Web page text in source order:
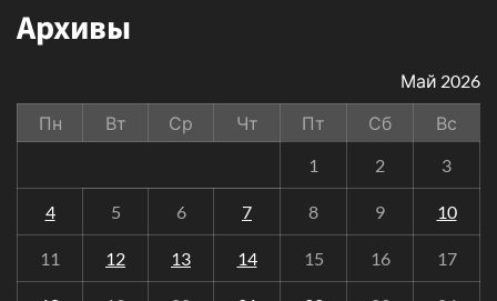
Архивы
Май 2026
Пн
Вт Ср Чт Пт Сб
Вс
1
2 3
4 5 6 7 8 9 10
11 12 13 14 15 16 17